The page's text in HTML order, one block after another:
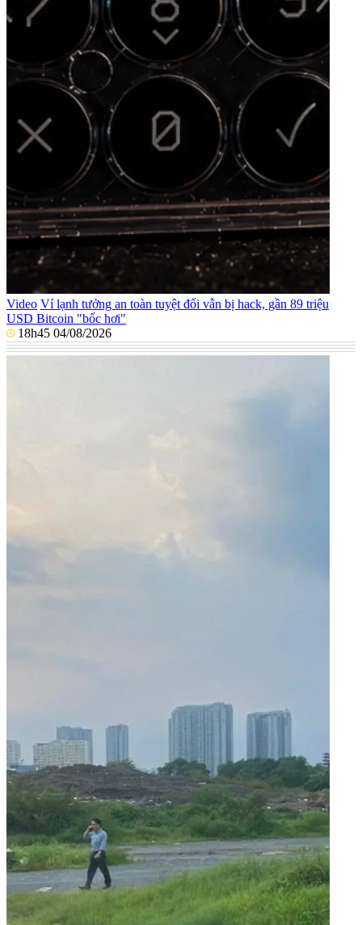
Video Ví lạnh tưởng an toàn tuyệt đối vẫn bị hack, gần 89 triệu
USD Bitcoin "bốc hơi"
18h45 04/08/2026